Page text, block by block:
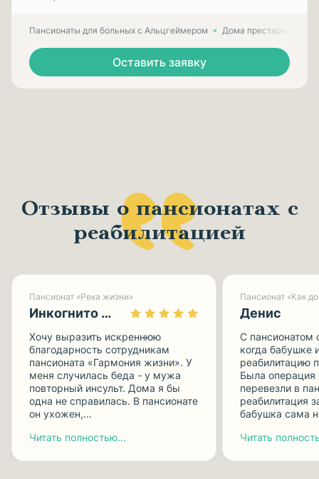
Пансионаты для больных с Альцгеймером Дома престарелых
Оставить заявку
Отзывы о пансионатах с
реабилитацией
Пансионат «Река жизни»
Инкогнито 0113
Хочу выразить искреннюю
благодарность сотрудникам
пансионата «Гармония жизни». У
меня случилась беда - у мужа
повторный инсульт. Дома я бы
одна не справилась. В пансионате
он ухожен,…
Читать полностью...
Пансионат «Как
Денис
С пансионатом
когда бабушке
реабилитацию
Была операция
перевезли в
реабилитация
бабушка сама
Читать